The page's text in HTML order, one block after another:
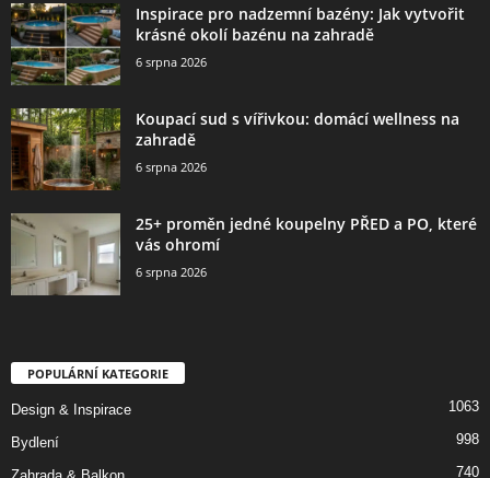
Inspirace pro nadzemní bazény: Jak vytvořit
krásné okolí bazénu na zahradě
6 srpna 2026
Koupací sud s vířivkou: domácí wellness na
zahradě
6 srpna 2026
25+ proměn jedné koupelny PŘED a PO, které
vás ohromí
6 srpna 2026
POPULÁRNÍ KATEGORIE
Design & Inspirace 1063
Bydlení 998
740